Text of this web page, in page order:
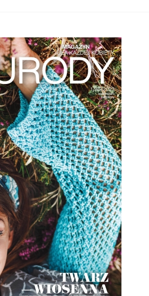
klub sekreturody